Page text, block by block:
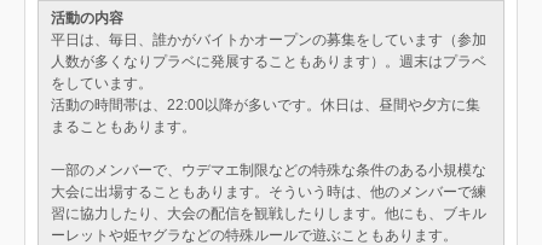
活動の内容
平日は、毎日、誰かがバイトかオープンの募集をしています（参加
人数が多くなりプラベに発展することもあります）。週末はプラベ
をしています。
活動の時間帯は、22:00以降が多いです。休日は、昼間や夕方に集
まることもあります。
一部のメンバーで、ウデマエ制限などの特殊な条件のある小規模な
大会に出場することもあります。そういう時は、他のメンバーで練
習に協力したり、大会の配信を観戦したりします。他にも、ブキル
ーレットや姫ヤグラなどの特殊ルールで遊ぶこともあります。